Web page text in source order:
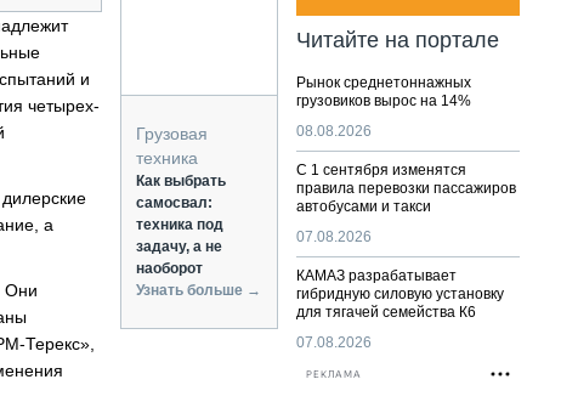
ТЕХНИКА
И СКЛАД
И ТЕХНОЛОГИИ
и
четырех-
а
Они
Терекс»,
Грузовая
техника
Как выбрать
самосвал:
техника под
задачу, а не
наоборот
Узнать больше →
Читайте на портале
Рынок среднетоннажных
грузовиков вырос на 14%
08.08.2026
С 1 сентября изменятся
правила перевозки пассажиров
автобусами и такси
07.08.2026
КАМАЗ разрабатывает
гибридную силовую установку
для тягачей семейства К6
07.08.2026
РЕКЛАМА